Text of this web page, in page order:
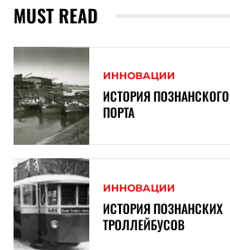
MUST READ
ИННОВАЦИИ
ИСТОРИЯ ПОЗНАНСКОГО
ПОРТА
ИННОВАЦИИ
ИСТОРИЯ ПОЗНАНСКИХ
ТРОЛЛЕЙБУСОВ